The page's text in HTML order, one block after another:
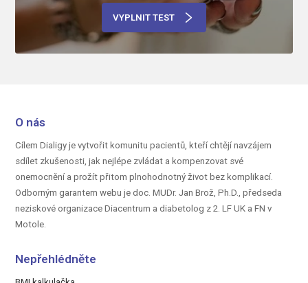
VYPLNIT TEST
O nás
Cílem Dialigy je vytvořit komunitu pacientů, kteří chtějí navzájem
sdílet zkušenosti, jak nejlépe zvládat a kompenzovat své
onemocnění a prožít přitom plnohodnotný život bez komplikací.
Odborným garantem webu je doc. MUDr. Jan Brož, Ph.D., předseda
neziskové organizace Diacentrum a diabetolog z 2. LF UK a FN v
Motole.
Nepřehlédněte